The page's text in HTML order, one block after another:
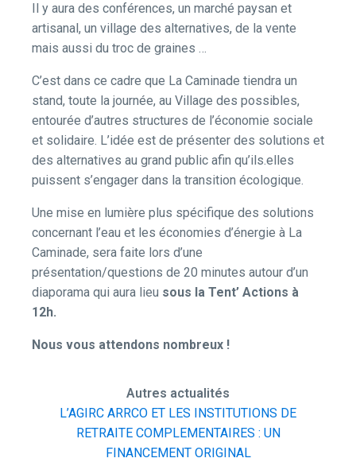
Il y aura des conférences, un marché paysan et
artisanal, un village des alternatives, de la vente
mais aussi du troc de graines …
C’est dans ce cadre que La Caminade tiendra un
stand, toute la journée, au Village des possibles,
entourée d’autres structures de l’économie sociale
et solidaire. L’idée est de présenter des solutions et
des alternatives au grand public afin qu’ils.elles
puissent s’engager dans la transition écologique.
Une mise en lumière plus spécifique des solutions
concernant l’eau et les économies d’énergie à La
Caminade, sera faite lors d’une
présentation/questions de 20 minutes autour d’un
diaporama qui aura lieu sous la Tent’ Actions à
12h.
Nous vous attendons nombreux !
Autres actualités
L’AGIRC ARRCO ET LES INSTITUTIONS DE
RETRAITE COMPLEMENTAIRES : UN
FINANCEMENT ORIGINAL